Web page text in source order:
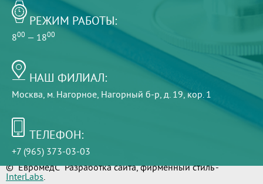
РЕЖИМ РАБОТЫ:
800 — 1800
НАШ ФИЛИАЛ:
Москва, м. Нагорное, Нагорный б-р, д. 19, кор. 1
ТЕЛЕФОН:
+7 (965) 373-03-03
© "ЕвромедС" Разработка сайта, фирменный стиль -
InterLabs.